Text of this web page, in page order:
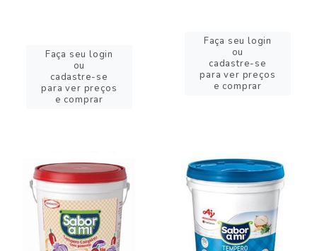
Faça seu login
ou
cadastre-se
para ver preços
e comprar
Faça seu login
ou
cadastre-se
para ver preços
e comprar